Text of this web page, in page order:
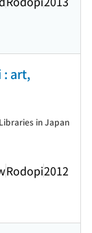
: art,
Rodopi2012
in Japan